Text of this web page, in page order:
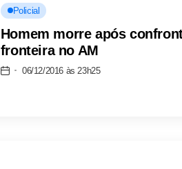
Policial
Homem morre após
fronteira no AM
06/12/2016 às 23h25